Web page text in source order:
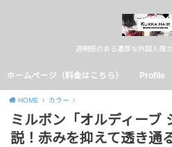
透明感のある濃厚な外国人風
ホームページ（料金はこちら） Profile
HOME カラー
ミルボン「オルディーブ
説！赤みを抑えて透き通